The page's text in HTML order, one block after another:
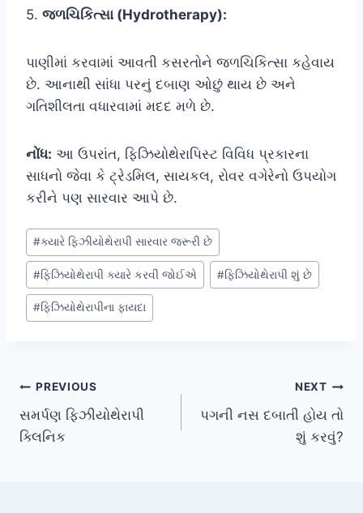
5. જળચિકિત્સા (Hydrotherapy):
પાણીમાં કરવામાં આવતી કસરતોને જળચિકિત્સા કહેવાય
છે. આનાથી સાંધા પરનું દબાણ ઓછું થાય છે અને
ગતિશીલતા વધારવામાં મદદ મળે છે.
નોંધ: આ ઉપરાંત, ફિઝિયોથેરાપિસ્ટ વિવિધ પ્રકારના
સાધનો જેવા કે ટ્રેડમિલ, સાયકલ, રોવર વગેરેનો ઉપયોગ
કરીને પણ સારવાર આપે છે.
Post
Tags:
#ક્યારે ફિઝીયોથેરાપી સારવાર જરૂરી છે
#ફિઝિયોથેરાપી ક્યારે કરવી જોઈએ #ફિઝિયોથેરાપી શું છે
#ફિઝિયોથેરાપીના ફાયદા
Post
navigation
PREVIOUS
સમર્પણ ફિઝીયોથેરાપી
ક્લિનિક
NEXT
પગની નસ દબાતી હોય તો
શું કરવું?